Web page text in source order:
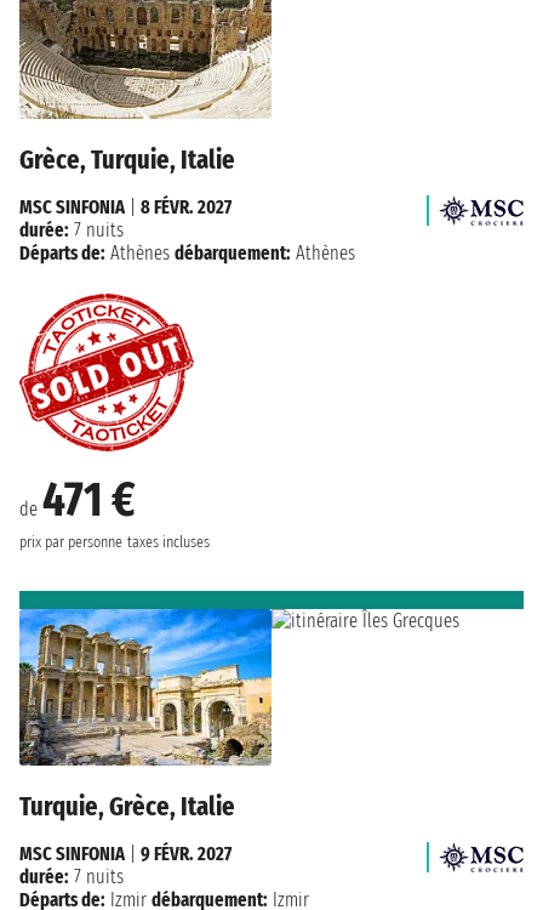
Grèce, Turquie, Italie
de 471 €
prix par personne taxes incluses
MSC SINFONIA
8 FÉVR. 2027
durée: 7 nuits
Départs de: Athènes débarquement: Athènes
Turquie, Grèce, Italie
MSC SINFONIA| 9 FÉVR. 2027
durée: 7 nuits
Départs de: Izmir débarquement: Izmir